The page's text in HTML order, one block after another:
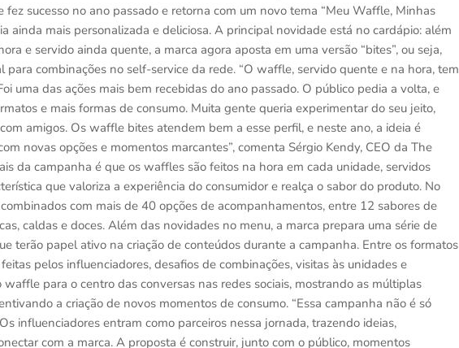
sucesso no ano passado e retorna com um novo tema “Meu Waffle, Minhas
ainda mais personalizada e deliciosa. A principal novidade está no cardápio: além
e servido ainda quente, a marca agora aposta em uma versão “bites”, ou seja,
para combinações no self-service da rede. “O waffle, servido quente e na hora, tem
uma das ações mais bem recebidas do ano passado. O público pedia a volta, e
e mais formas de consumo. Muita gente queria experimentar do seu jeito,
amigos. Os waffle bites atendem bem a esse perfil, e neste ano, a ideia é
novas opções e momentos marcantes”, comenta Sérgio Kendy, CEO da The
da campanha é que os waffles são feitos na hora em cada unidade, servidos
que valoriza a experiência do consumidor e realça o sabor do produto. No
com mais de 40 opções de acompanhamentos, entre 12 sabores de
caldas e doces. Além das novidades no menu, a marca prepara uma série de
terão papel ativo na criação de conteúdos durante a campanha. Entre os formatos
pelos influenciadores, desafios de combinações, visitas às unidades e
waffle para o centro das conversas nas redes sociais, mostrando as múltiplas
a criação de novos momentos de consumo. “Essa campanha não é só
influenciadores entram como parceiros nessa jornada, trazendo ideias,
com a marca. A proposta é construir, junto com o público, momentos